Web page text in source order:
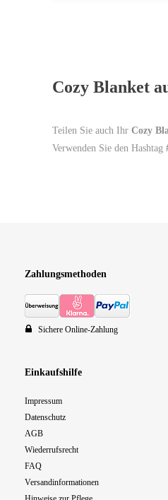
Cozy Blanket
Teilen Sie auch Ihr Cozy
Verwenden Sie den Hashtag
Zahlungsmethoden
Sichere Online-Zahlung
Einkaufshilfe
Impressum
Datenschutz
AGB
Wiederrufsrecht
FAQ
Versandinformationen